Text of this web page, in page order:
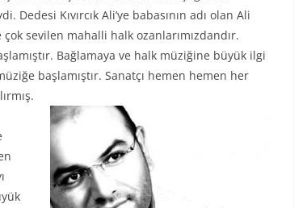
Kıvırcık Ali’ye babasının adı olan Ali
çok sevilen mahalli halk ozanlarımızdandır.
Bağlamaya ve halk müziğine büyük ilgi
başlamıştır. Sanatçı hemen hemen her